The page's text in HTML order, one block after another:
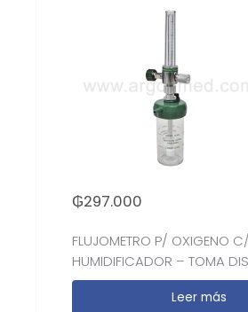
₲297.000
FLUJOMETRO P/ OXIGENO C/
HUMIDIFICADOR – TOMA
Leer más